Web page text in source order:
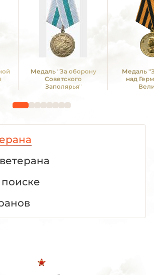
Медаль "За оборону
Советского
Заполярья"
Медаль
над